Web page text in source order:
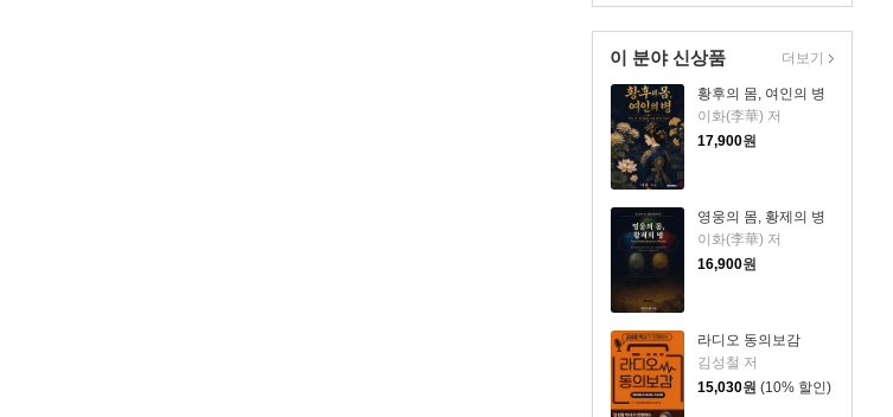
이 분야 신상품
황후의 몸, 여인의 병
이화(李華) 저
17,900원
영웅의 몸, 황제의 병
이화(李華) 저
16,900원
라디오 동의보감
김성철 저
15,030원 (10% 할인)
더보기